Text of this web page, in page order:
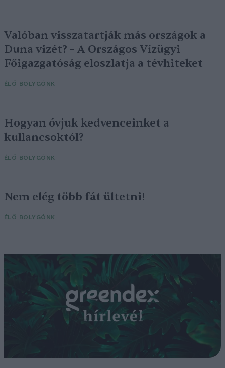
Valóban visszatartják más országok a
Duna vizét? – A Országos Vízügyi
Főigazgatóság eloszlatja a tévhiteket
ÉLŐ BOLYGÓNK
Hogyan óvjuk kedvenceinket a
kullancsoktól?
ÉLŐ BOLYGÓNK
Nem elég több fát ültetni!
ÉLŐ BOLYGÓNK